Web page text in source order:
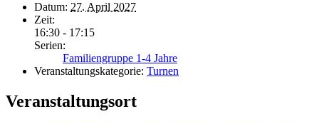
Datum: 27. April 2027
Zeit:
16:30 - 17:15
Serien:
Familiengruppe 1-4 Jahre
Veranstaltungskategorie: Turnen
Veranstaltungsort